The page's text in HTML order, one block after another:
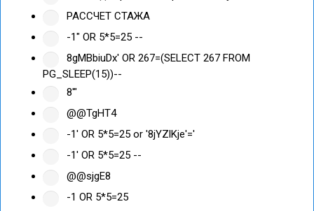
РАССЧЕТ СТАЖА
-1" OR 5*5=25 --
8gMBbiuDx' OR 267=(SELECT 267 FROM
PG_SLEEP(15))--
8'"
@@TgHT4
-1' OR 5*5=25 or '8jYZlKje'='
-1' OR 5*5=25 --
@@sjgE8
-1 OR 5*5=25